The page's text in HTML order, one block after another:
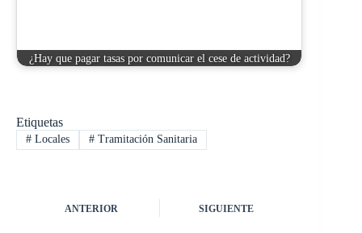
¿Hay que pagar tasas por comunicar el cese de actividad?
Etiquetas
#Locales #Tramitación Sanitaria
ANTERIOR SIGUIENTE